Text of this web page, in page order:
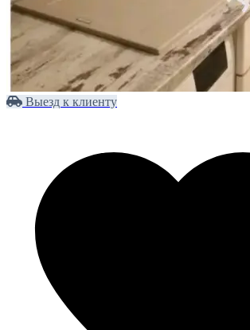
Выезд к клиенту